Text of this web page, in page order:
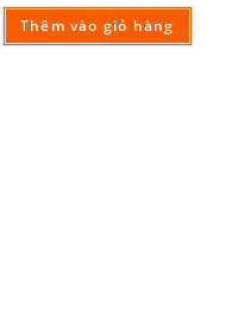
Thêm vào giỏ hàng